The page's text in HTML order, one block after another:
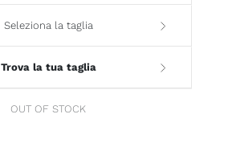
Seleziona la taglia
Trova la tua taglia
OUT OF STOCK